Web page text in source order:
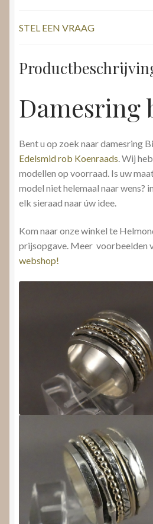
STEL EEN VRAAG
Damesring
Bent u op zoek naar damesring
Edelsmid rob Koenraads . Wij
modellen op voorraad. Is uw
model niet helemaal naar wens?
elk sieraad naar úw idee.
Kom naar onze winkel te
prijsopgave. Meer voorbeelden
webshop!